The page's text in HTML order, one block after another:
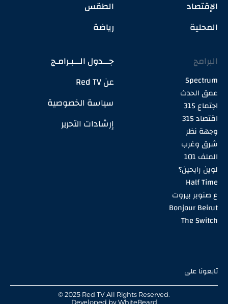
الإقتصاد
المحلية
الطقس
رياضة
البرامج
Spectrum
عمق الحدث
اجتماع 315
اقتصاد 315
وجهة نظر
شرق وغرب
الملف 101
لوين رايحين؟
Half Time
ع صنوبر بيروت
Bonjour Beirut
The Switch
جـــدول الـــبـرامـج
عن Red TV
سياسة الخصوصية
إرشادات التحرير
تابعونا على
© 2025 Red TV All Rights Reserved.
Developed byWhiteBeard